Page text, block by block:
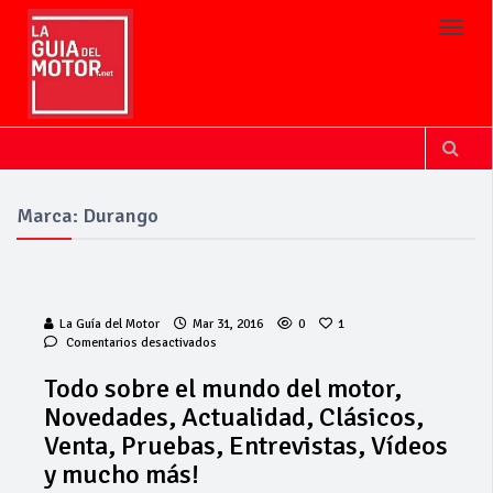
Marca: Durango
La Guía del Motor Mar 31, 2016 0
1
Comentarios desactivados
el
mundo
del
motor,
Todo sobre el mundo del motor,
Novedades, Actualidad, Clásicos,
Venta, Pruebas, Entrevistas, Vídeos
y mucho más!